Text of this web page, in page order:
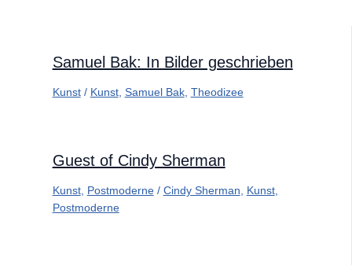
Samuel Bak: In Bilder geschrieben
Kunst/ Kunst, Samuel Bak, Theodizee
Guest of Cindy Sherman
Kunst, Postmoderne/ Cindy Sherman, Kunst,
Postmoderne